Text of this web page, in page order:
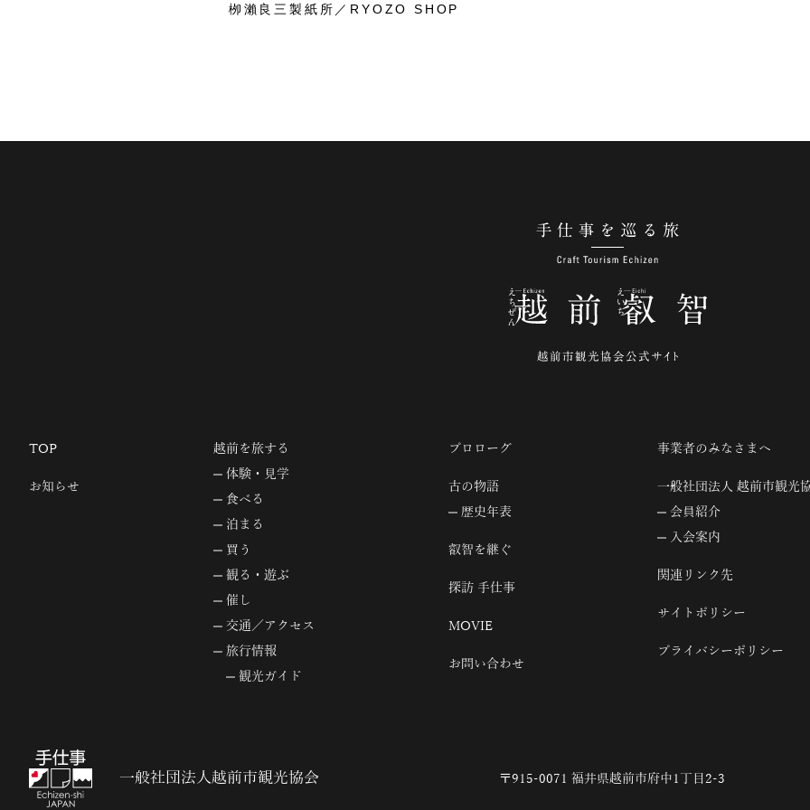
栁瀨良三製紙所／RYOZO SHOP
TOP
お知らせ
越前を旅する
体験・見学
食べる
泊まる
買う
観る・遊ぶ
催し
交通／アクセス
旅行情報
観光ガイド
プロローグ
古の物語
歴史年表
叡智を継ぐ
探訪 手仕事
MOVIE
お問い合わせ
事業者のみなさまへ
一般社団法人 越前市観光
会員紹介
入会案内
関連リンク先
サイトポリシー
プライバシーポリシー
一般社団法人越前市観光協会 〒915-0071 福井県越前市府中1丁目2-3